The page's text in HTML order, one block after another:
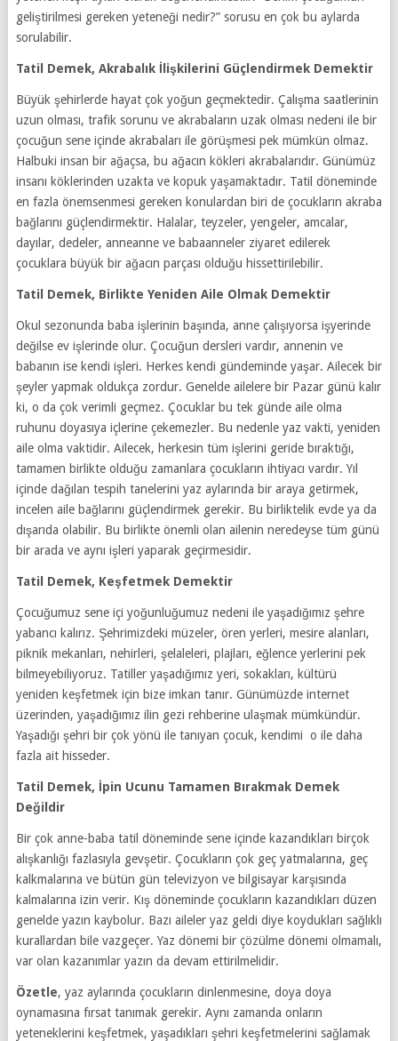
geliştirilmesi gereken yeteneği nedir?” sorusu en çok bu aylarda
sorulabilir.
Tatil Demek, Akrabalık İlişkilerini Güçlendirmek Demektir
Büyük şehirlerde hayat çok yoğun geçmektedir. Çalışma saatlerinin
uzun olması, trafik sorunu ve akrabaların uzak olması nedeni ile bir
çocuğun sene içinde akrabaları ile görüşmesi pek mümkün olmaz.
Halbuki insan bir ağaçsa, bu ağacın kökleri akrabalarıdır. Günümüz
insanı köklerinden uzakta ve kopuk yaşamaktadır. Tatil döneminde
en fazla önemsenmesi gereken konulardan biri de çocukların akraba
bağlarını güçlendirmektir. Halalar, teyzeler, yengeler, amcalar,
dayılar, dedeler, anneanne ve babaanneler ziyaret edilerek
çocuklara büyük bir ağacın parçası olduğu hissettirilebilir.
Tatil Demek, Birlikte Yeniden Aile Olmak Demektir
Okul sezonunda baba işlerinin başında, anne çalışıyorsa işyerinde
değilse ev işlerinde olur. Çocuğun dersleri vardır, annenin ve
babanın ise kendi işleri. Herkes kendi gündeminde yaşar. Ailecek bir
şeyler yapmak oldukça zordur. Genelde ailelere bir Pazar günü kalır
ki, o da çok verimli geçmez. Çocuklar bu tek günde aile olma
ruhunu doyasıya içlerine çekemezler. Bu nedenle yaz vakti, yeniden
aile olma vaktidir. Ailecek, herkesin tüm işlerini geride bıraktığı,
tamamen birlikte olduğu zamanlara çocukların ihtiyacı vardır. Yıl
içinde dağılan tespih tanelerini yaz aylarında bir araya getirmek,
incelen aile bağlarını güçlendirmek gerekir. Bu birliktelik evde ya da
dışarıda olabilir. Bu birlikte önemli olan ailenin neredeyse tüm günü
bir arada ve aynı işleri yaparak geçirmesidir.
Tatil Demek, Keşfetmek Demektir
Çocuğumuz sene içi yoğunluğumuz nedeni ile yaşadığımız şehre
yabancı kalırız. Şehrimizdeki müzeler, ören yerleri, mesire alanları,
piknik mekanları, nehirleri, şelaleleri, plajları, eğlence yerlerini pek
bilmeyebiliyoruz. Tatiller yaşadığımız yeri, sokakları, kültürü
yeniden keşfetmek için bize imkan tanır. Günümüzde internet
üzerinden, yaşadığımız ilin gezi rehberine ulaşmak mümkündür.
Yaşadığı şehri bir çok yönü ile tanıyan çocuk, kendimi o ile daha
fazla ait hisseder.
Tatil Demek, İpin Ucunu Tamamen Bırakmak Demek
Değildir
Bir çok anne-baba tatil döneminde sene içinde kazandıkları birçok
alışkanlığı fazlasıyla gevşetir. Çocukların çok geç yatmalarına, geç
kalkmalarına ve bütün gün televizyon ve bilgisayar karşısında
kalmalarına izin verir. Kış döneminde çocukların kazandıkları düzen
genelde yazın kaybolur. Bazı aileler yaz geldi diye koydukları sağlıklı
kurallardan bile vazgeçer. Yaz dönemi bir çözülme dönemi olmamalı,
var olan kazanımlar yazın da devam ettirilmelidir.
Özetle, yaz aylarında çocukların dinlenmesine, doya doya
oynamasına fırsat tanımak gerekir. Aynı zamanda onların
yeteneklerini keşfetmek, yaşadıkları şehri keşfetmelerini sağlamak